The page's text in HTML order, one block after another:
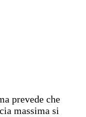
prevede che
massima si